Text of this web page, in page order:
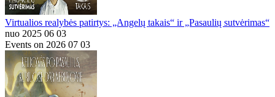
Virtualios realybės patirtys: „Angelų takais“ ir „Pasaulių sutvėrimas“
nuo 2025 06 03
Events on 2026 07 03